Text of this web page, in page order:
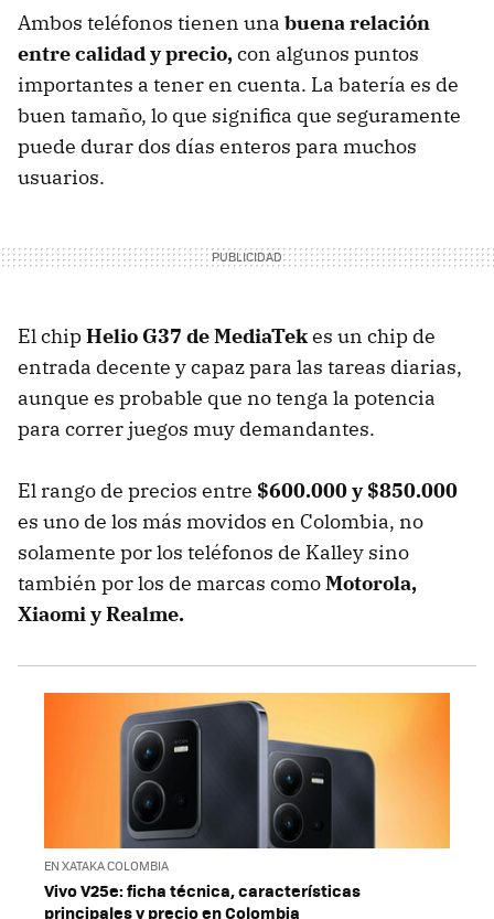
Ambos teléfonos tienen una buena relación
entre calidad y precio,con algunos puntos
importantes a tener en cuenta. La batería es de
buen tamaño, lo que significa que seguramente
puede durar dos días enteros para muchos
usuarios.
El chipHelio G37 de MediaTekes un chip de
entrada decente y capaz para las tareas diarias,
aunque es probable que no tenga la potencia
para correr juegos muy demandantes.
El rango de precios entre $600.000 y $850.000
es uno de los más movidos en Colombia, no
solamente por los teléfonos de Kalley sino
también por los de marcas comoMotorola,
Xiaomi y Realme.
EN XATAKA COLOMBIA
Vivo V25e: ficha técnica, características
principales y precio en Colombia